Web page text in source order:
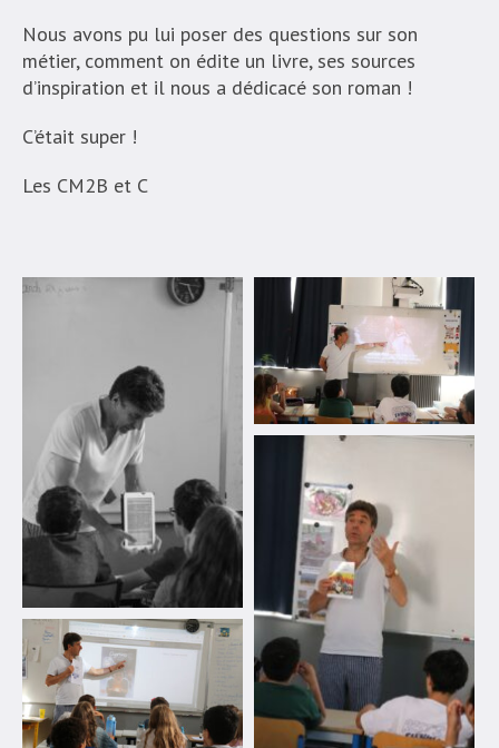
Nous avons pu lui poser des questions sur son
métier, comment on édite un livre, ses sources
d’inspiration et il nous a dédicacé son roman !
C’était super !
Les CM2B et C